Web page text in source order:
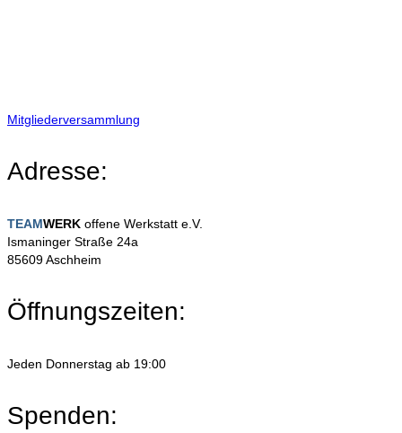
Mitgliederversammlung
Adresse:
TEAMWERK offene Werkstatt e.V.
Ismaninger Straße 24a
85609 Aschheim
Öffnungszeiten:
Jeden Donnerstag ab 19:00
Spenden: